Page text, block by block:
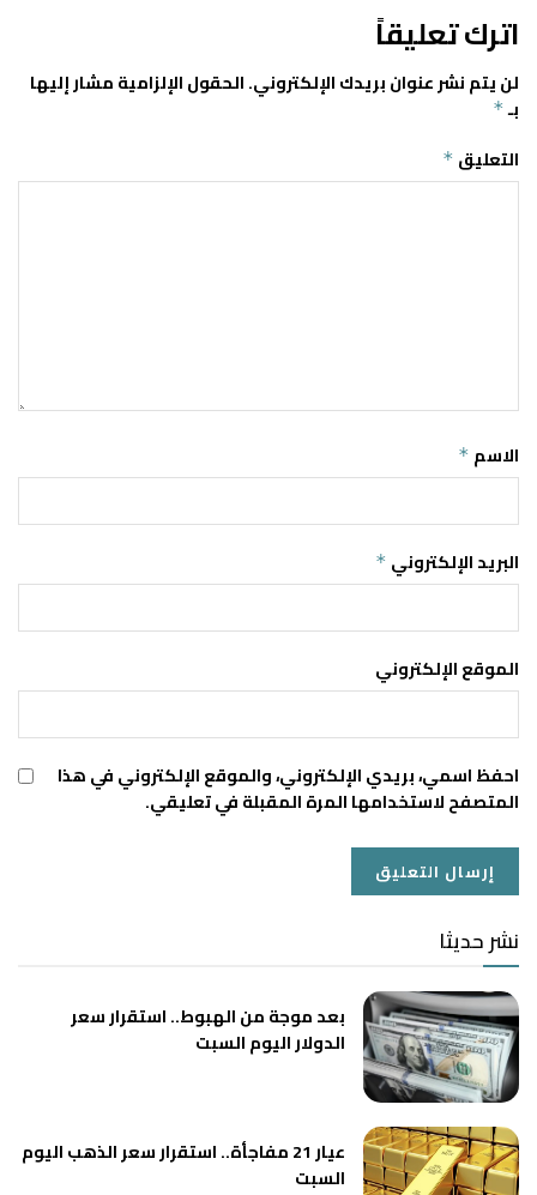
اترك تعليقاً
لن يتم نشر عنوان بريدك الإلكتروني.الحقول الإلزامية مشار إليها
بـ *
التعليق *
الاسم *
البريد الإلكتروني *
الموقع الإلكتروني
احفظ اسمي، بريدي الإلكتروني، والموقع الإلكتروني في هذا
المتصفح لاستخدامها المرة المقبلة في تعليقي.
نشر حديثا
بعد موجة من الهبوط.. استقرار سعر
الدولار اليوم السبت
عيار 21 مفاجأة.. استقرار سعر الذهب اليوم
السبت